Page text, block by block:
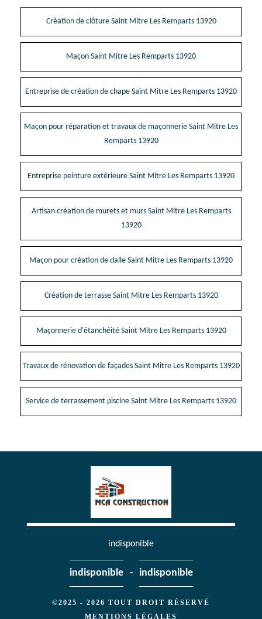
Création de clôture Saint Mitre Les Remparts 13920
Maçon Saint Mitre Les Remparts 13920
Entreprise de création de chape Saint Mitre Les Remparts 13920
Maçon pour réparation et travaux de maçonnerie Saint Mitre Les
Remparts 13920
Entreprise peinture extérieure Saint Mitre Les Remparts 13920
Artisan création de murets et murs Saint Mitre Les Remparts
13920
Maçon pour création de dalle Saint Mitre Les Remparts 13920
Création de terrasse Saint Mitre Les Remparts 13920
Maçonnerie d'étanchéité Saint Mitre Les Remparts 13920
Travaux de rénovation de façades Saint Mitre Les Remparts 13920
Service de terrassement piscine Saint Mitre Les Remparts 13920
indisponible
indisponible - indisponible
©2025 - 2026 TOUT DROIT RÉSERVÉ
MENTIONS LÉGALES